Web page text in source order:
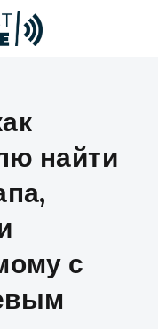
найти
с